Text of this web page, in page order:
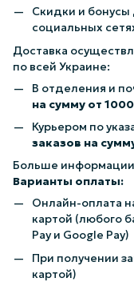
Скидки и
социальных
Доставка
по всей Украине:
В отделения и
на сумму от
Курьером по
заказов на
Больше
Варианты оплаты:
Онлайн-оплата
картой (любого
Pay и Google Pay)
При получении
картой)